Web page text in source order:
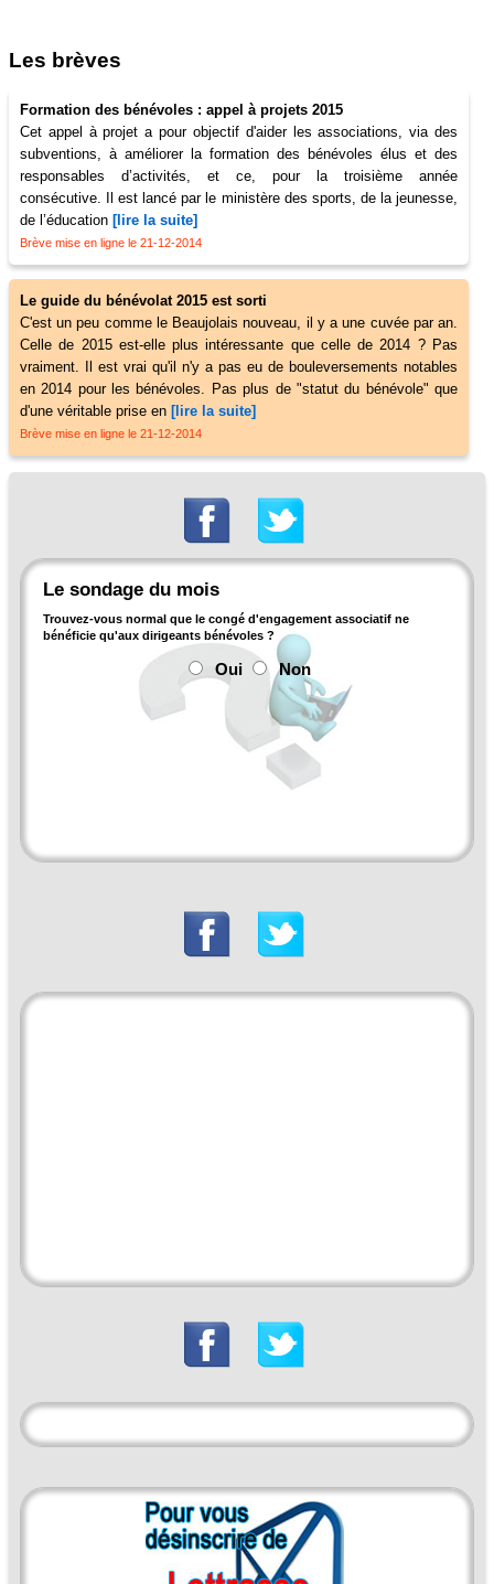
Les brèves
Formation des bénévoles : appel à projets 2015
Cet appel à projet a pour objectif d'aider les associations, via des
subventions, à améliorer la formation des bénévoles élus et des
responsables d’activités, et ce, pour la troisième année
consécutive. Il est lancé par le ministère des sports, de la jeunesse,
de l’éducation [lire la suite]
Brève mise en ligne le 21-12-2014
Le guide du bénévolat 2015 est sorti
C'est un peu comme le Beaujolais nouveau, il y a une cuvée par an.
Celle de 2015 est-elle plus intéressante que celle de 2014 ? Pas
vraiment. Il est vrai qu'il n'y a pas eu de bouleversements notables
en 2014 pour les bénévoles. Pas plus de "statut du bénévole" que
d'une véritable prise en [lire la suite]
Brève mise en ligne le 21-12-2014
Le sondage du mois
Trouvez-vous normal que le congé d'engagement associatif ne
bénéficie qu'aux dirigeants bénévoles ?
Oui Non